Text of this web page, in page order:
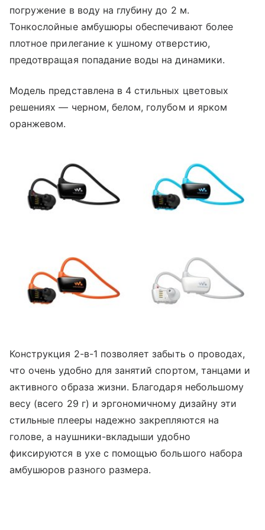
погружение в воду на глубину до 2 м.
Тонкослойные амбушюры обеспечивают более
плотное прилегание к ушному отверстию,
предотвращая попадание воды на динамики.
Модель представлена в 4 стильных цветовых
решениях — черном, белом, голубом и ярком
оранжевом.
Конструкция 2-в-1 позволяет забыть о проводах,
что очень удобно для занятий спортом, танцами и
активного образа жизни. Благодаря небольшому
весу (всего 29 г) и эргономичному дизайну эти
стильные плееры надежно закрепляются на
голове, а наушники-вкладыши удобно
фиксируются в ухе с помощью большого набора
амбушюров разного размера.